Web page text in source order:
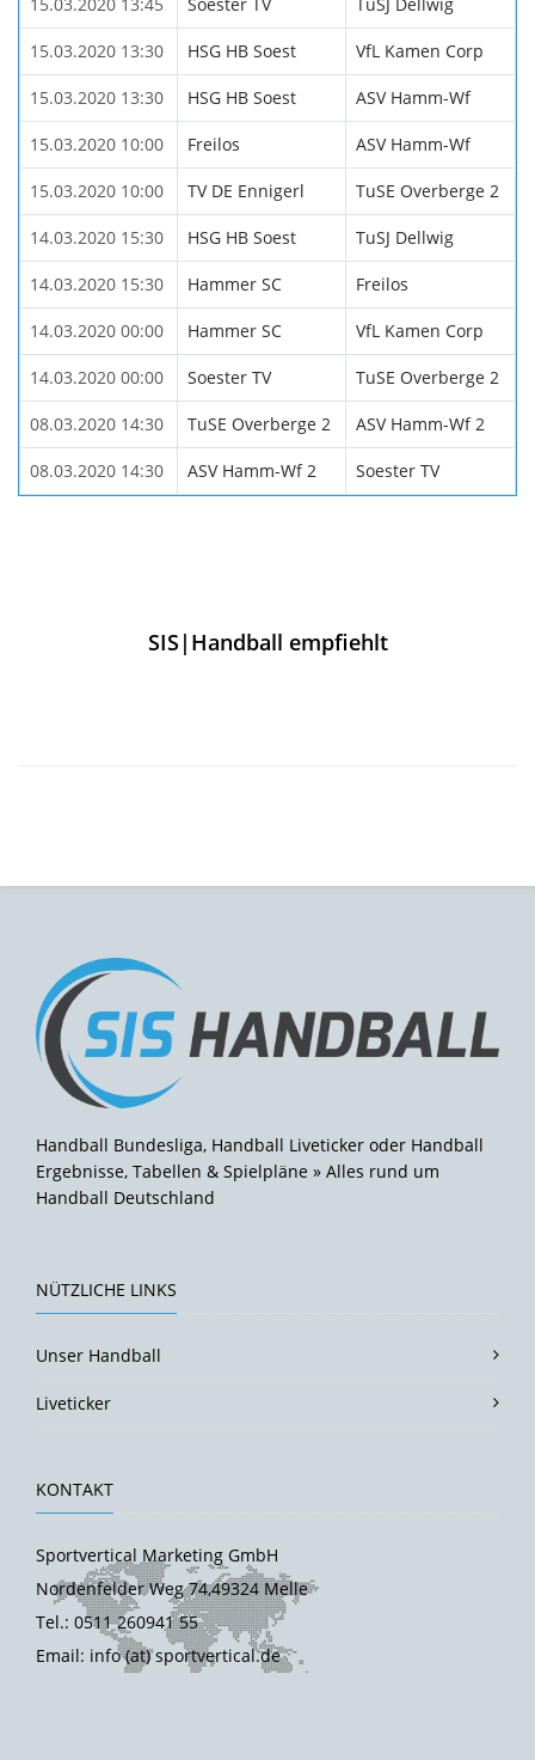
15.03.2020 13:30 HSG HB Soest VfL Kamen Corp
15.03.2020 13:30 HSG HB Soest ASV Hamm-Wf
15.03.2020 10:00 Freilos ASV Hamm-Wf
15.03.2020 10:00 TV DE Ennigerl TuSE Overberge 2
14.03.2020 15:30 HSG HB Soest TuSJ Dellwig
14.03.2020 15:30 Hammer SC Freilos
14.03.2020 00:00 Hammer SC VfL Kamen Corp
14.03.2020 00:00 Soester TV TuSE Overberge 2
08.03.2020 14:30 TuSE Overberge 2 ASV Hamm-Wf 2
08.03.2020 14:30 ASV Hamm-Wf 2 Soester TV
SIS|Handball empfiehlt
Handball Bundesliga, Handball Liveticker oder Handball
Ergebnisse, Tabellen & Spielpläne » Alles rund um
Handball Deutschland
NÜTZLICHE LINKS
Unser Handball
Liveticker
KONTAKT
Sportvertical Marketing GmbH
Nordenfelder Weg 74,49324 Melle
Tel.: 0511 260941 55
Email: info (at) sportvertical.de